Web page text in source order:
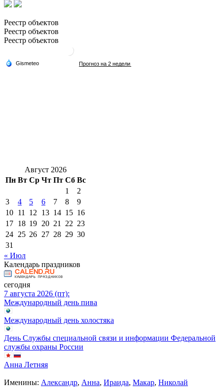
Реестр объектов
Реестр объектов
Реестр объектов
Август 2026
Пн Вт Ср Чт Пт Сб Вс
1
2
3
4 5 6 7 8
9
10 11 12 13 14 15 16
17 18 19 20 21 22 23
24 25 26 27 28 29 30
31
« Июл
Календарь праздников
сегодня
7 августа 2026 (пт):
Международный день пива
Международный день холостяка
День Службы специальной связи и информации Федеральной
службы охраны России
Анна Летняя
Именины: Александр, Анна, Ираида, Макар, Николай